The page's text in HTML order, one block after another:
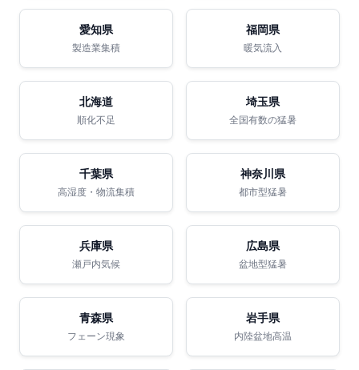
愛知県
製造業集積
福岡県
暖気流入
北海道
順化不足
埼玉県
全国有数の猛暑
千葉県
高湿度・物流集積
神奈川県
都市型猛暑
兵庫県
瀬戸内気候
広島県
盆地型猛暑
青森県
フェーン現象
岩手県
内陸盆地高温